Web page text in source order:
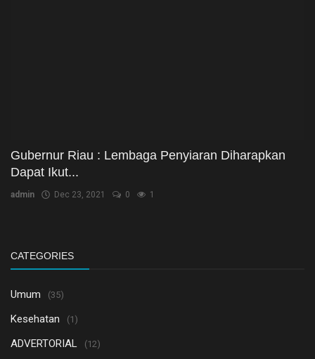
Gubernur Riau : Lembaga Penyiaran Diharapkan
Dapat Ikut...
admin Dec 23, 2021 0 1
CATEGORIES
Umum (35)
Kesehatan (1)
ADVERTORIAL (12)